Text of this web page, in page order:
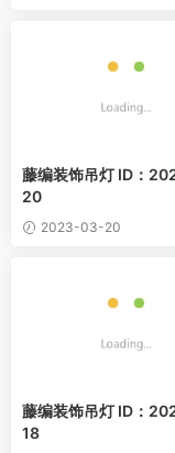
藤编装饰吊灯 ID：
20
2023-03-20
藤编装饰吊灯 ID：
18